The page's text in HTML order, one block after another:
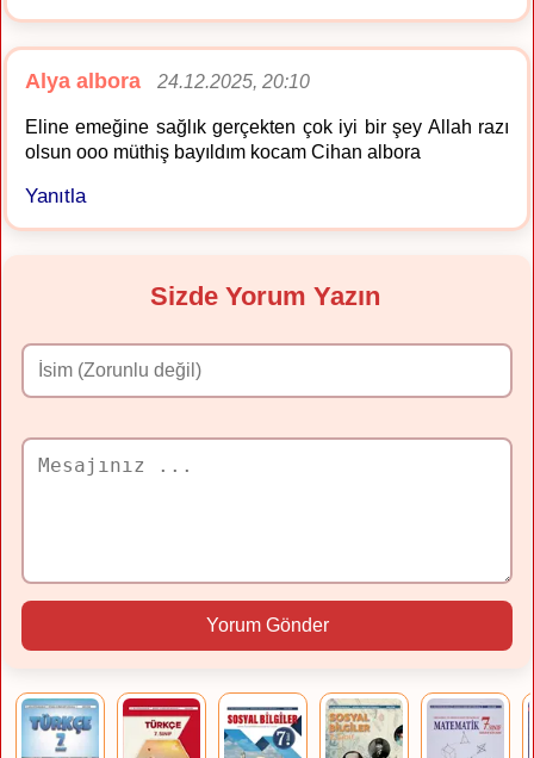
Alya albora 24.12.2025, 20:10
Eline emeğine sağlık gerçekten çok iyi bir şey Allah razı
olsun ooo müthiş bayıldım kocam Cihan albora
Yanıtla
Sizde Yorum Yazın
Yorum Gönder